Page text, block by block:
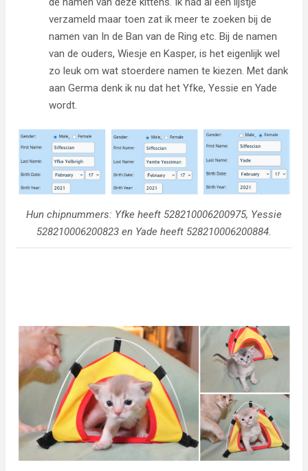
verzameld maar toen zat ik meer te zoeken bij de
namen van In de Ban van de Ring etc. Bij de namen
van de ouders, Wiesje en Kasper, is het eigenlijk wel
zo leuk om wat stoerdere namen te kiezen. Met dank
aan Germa denk ik nu dat het Yfke, Yessie en Yade
wordt.
Hun chipnummers: Yfke heeft 528210006200975, Yessie
528210006200823 en Yade heeft 528210006200884.